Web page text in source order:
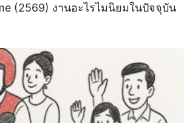
(2569) งานอะไรไมนิยมในปัจจุบัน